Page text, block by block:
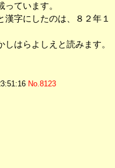
ています。
字にしたのは、８２年１
はらよしえと読みます。
No.8123